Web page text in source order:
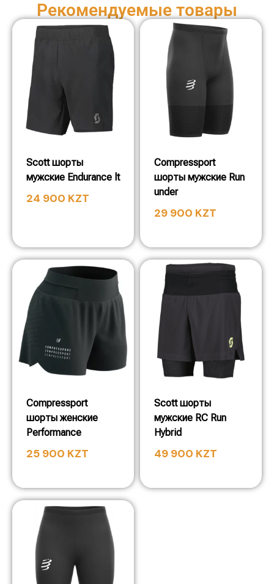
Рекомендуемые товары
Scott шорты
мужские Endurance lt
24 900 KZT
Compressport
шорты мужские Run
under
29 900 KZT
Compressport
шорты женские
Performance
25 900 KZT
Scott шорты
мужские RC Run
Hybrid
49 900 KZT